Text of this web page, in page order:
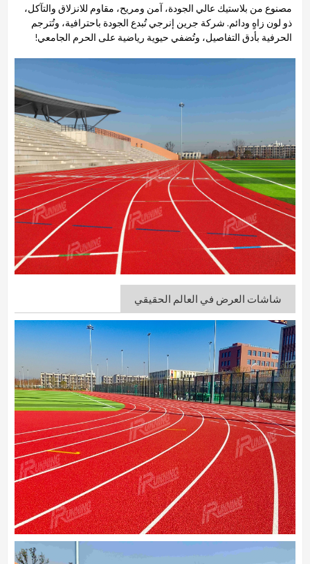
مصنوع من بلاستيك عالي الجودة، آمن ومريح، مقاوم للانزلاق والتآكل،
ذو لون زاهٍ ودائم. شركة جرين إنرجي تُبدع الجودة باحترافية، وتُترجم
الحرفية بأدق التفاصيل، وتُضفي حيوية رياضية على الحرم الجامعي!
شاشات العرض في العالم الحقيقي